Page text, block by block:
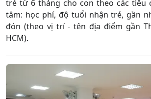
trẻ từ 6 tháng cho con theo các tiêu
tâm: học phí, độ tuổi nhận trẻ, gần
đón (theo vị trí - tên địa điểm gần
HCM).